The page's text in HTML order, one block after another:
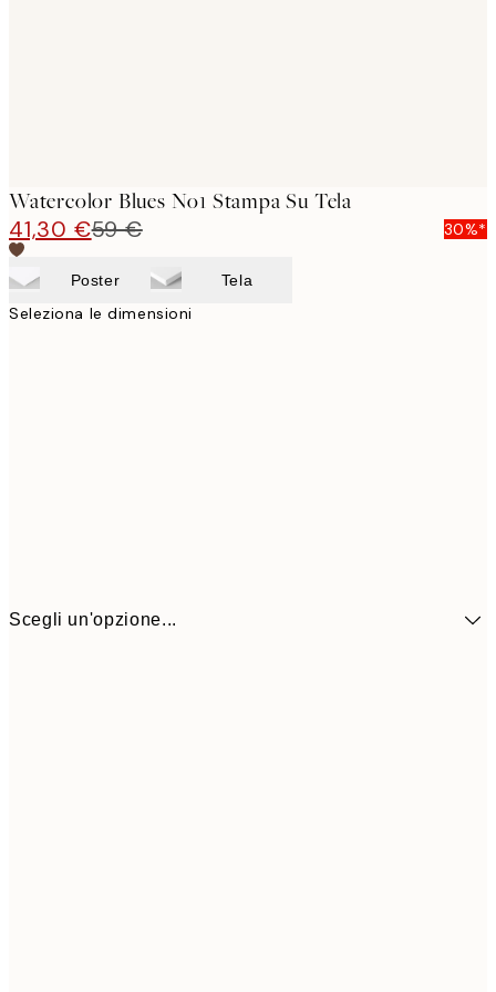
Watercolor Blues No1 Stampa Su Tela
41,30 €59 € 30%*
Poster Tela
Seleziona le dimensioni
Scegli un'opzione...